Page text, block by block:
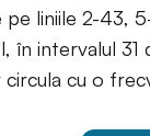
liniile 2-43,
în intervalul
cu o